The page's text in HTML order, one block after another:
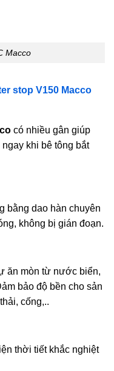
Macco
stop V150 Macco
có nhiều gân giúp
khi bê tông bắt
bằng dao hàn chuyên
không bị gián đoạn.
ăn mòn từ nước biển,
bảo độ bền cho sản
cống,..
thời tiết khắc nghiệt